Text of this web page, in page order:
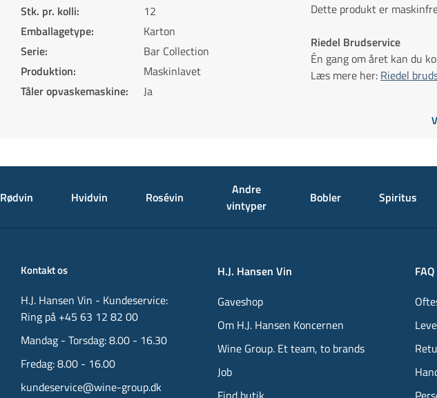
Stk. pr. kolli:
12
Emballagetype:
Karton
Serie:
Bar Collection
Produktion:
Maskinlavet
Tåler opvaskemaskine: Ja
Dette produkt er
Riedel Brudservice
Én gang om året kan du
Læs mere her: Riedel
Rødvin Hvidvin Rosévin
Andre
vintyper
Bobler Spiritus
Kontakt os
H.J. Hansen Vin - Kundeservice:
Ring på +45 63 12 82 00
Mandag - Torsdag: 8.00 - 16.30
Fredag: 8.00 - 16.00
kundeservice@wine-group.dk
H.J. Hansen Vin
Gaveshop
Om H.J. Hansen Koncernen
Wine Group. Et team, to brands
Job
FAQ